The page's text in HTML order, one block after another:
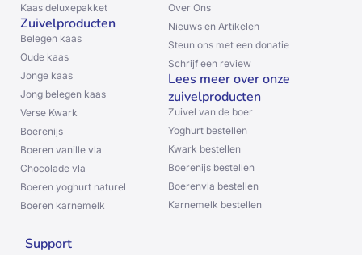
Kaas deluxepakket
Zuivelproducten
Belegen kaas
Oude kaas
Jonge kaas
Jong belegen kaas
Verse Kwark
Boerenijs
Boeren vanille vla
Chocolade vla
Boeren yoghurt naturel
Boeren karnemelk
Over Ons
Nieuws en Artikelen
Steun ons met een donatie
Schrijf een review
Lees meer over onze
zuivelproducten
Zuivel van de boer
Yoghurt bestellen
Kwark bestellen
Boerenijs bestellen
Boerenvla bestellen
Karnemelk bestellen
Support